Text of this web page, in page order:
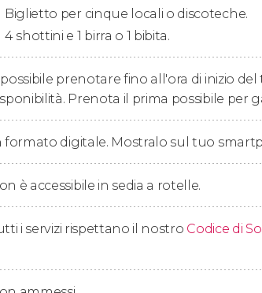
concluderemo iltour dei locali di
liberi di continuare a godervi la
Biglietto per cinque locali o discoteche.
4 shottini e 1 birra o 1 bibita.
possibile prenotare fino all'ora di inizio
Prenota il prima possibile per
formato digitale. Mostralo sul tuo
è accessibile in sedia a rotelle.
i servizi rispettano il nostro Codice di